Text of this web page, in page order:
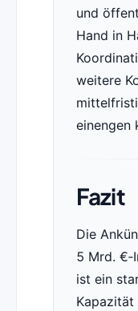
und
Hand in
weitere
einengen
Fazit
Die
5 Mrd.
ist ein
Kapazität